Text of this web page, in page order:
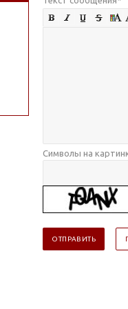
Символы на